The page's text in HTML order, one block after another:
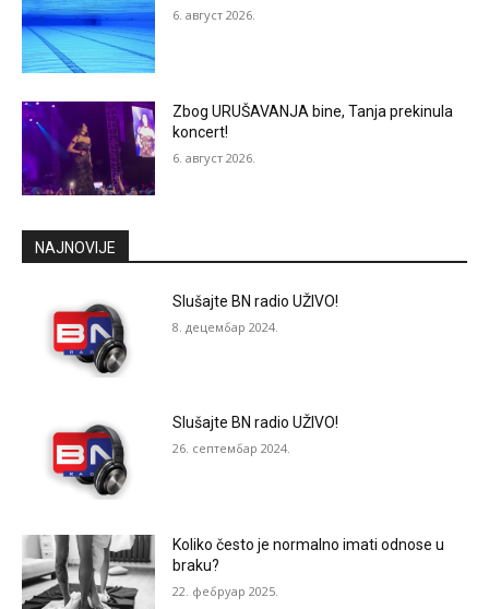
6. август 2026.
Zbog URUŠAVANJA bine, Tanja prekinula
koncert!
6. август 2026.
NAJNOVIJE
Slušajte BN radio UŽIVO!
8. децембар 2024.
Slušajte BN radio UŽIVO!
26. септембар 2024.
Koliko često je normalno imati odnose u
braku?
22. фебруар 2025.